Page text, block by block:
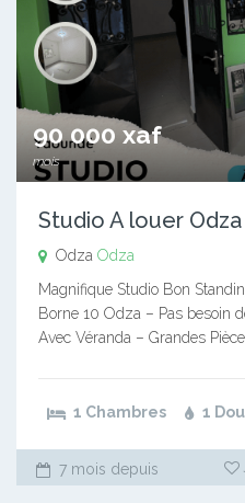
90 000 xaf
mois
Studio A louer Odza
Odza Odza
Magnifique Studio Bon
Borne 10 Odza – Pas besoin
Avec Véranda – Grandes
1 Chambres 1
7 mois depuis